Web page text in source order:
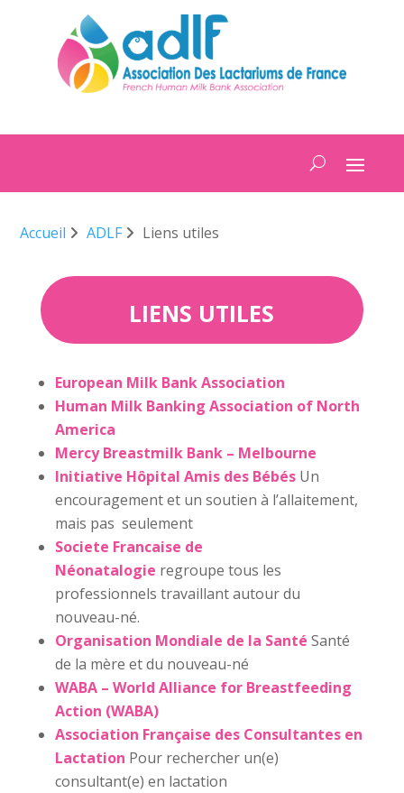
Accueil ADLF Liens utiles
LIENS UTILES
European Milk Bank Association
Human Milk Banking Association of North
America
Mercy Breastmilk Bank – Melbourne
Initiative Hôpital Amis des Bébés Un
encouragement et un soutien à l’allaitement,
mais pas seulement
Societe Francaise de
Néonatalogie regroupe tous les
professionnels travaillant autour du
nouveau-né.
Organisation Mondiale de la Santé Santé
de la mère et du nouveau-né
WABA – World Alliance for Breastfeeding
Action (WABA)
Association Française des Consultantes en
Lactation Pour rechercher un(e)
consultant(e) en lactation